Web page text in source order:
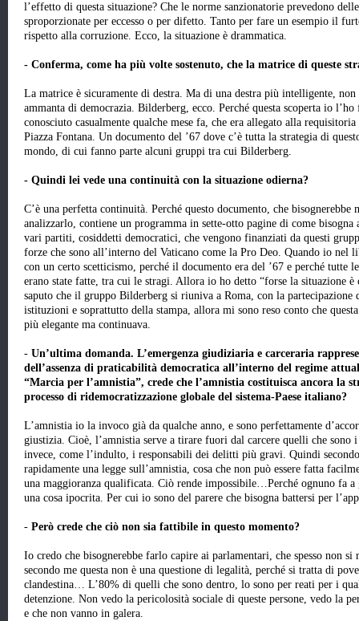
l’effetto di questa situazione? Che le norme sanzionatorie prevedono
sproporzionate per eccesso o per difetto. Tanto per fare un esempio il
rispetto alla corruzione. Ecco, la situazione è drammatica.
- Conferma, come ha più volte sostenuto, che la matrice di queste
La matrice è sicuramente di destra. Ma di una destra più intelligente, non
ammanta di democrazia. Bilderberg, ecco. Perché questa scoperta io
conosciuto casualmente qualche mese fa, che era allegato alla
Piazza Fontana. Un documento del ’67 dove c’è tutta la strategia di
mondo, di cui fanno parte alcuni gruppi tra cui Bilderberg.
- Quindi lei vede una continuità con la situazione odierna?
C’è una perfetta continuità. Perché questo documento, che bisognerebbe
analizzarlo, contiene un programma in sette-otto pagine di come
vari partiti, cosiddetti democratici, che vengono finanziati da questi
forze che sono all’interno del Vaticano come la Pro Deo. Quando io
con un certo scetticismo, perché il documento era del ’67 e perché tutte
erano state fatte, tra cui le stragi. Allora io ho detto “forse la situazione
saputo che il gruppo Bilderberg si riuniva a Roma, con la
istituzioni e soprattutto della stampa, allora mi sono reso conto che
più elegante ma continuava.
- Un’ultima domanda. L’emergenza giudiziaria e carceraria
dell’assenza di praticabilità democratica all’interno del regime
“Marcia per l’amnistia”, crede che l’amnistia costituisca ancora la
processo di ridemocratizzazione globale del sistema-Paese italiano?
L’amnistia io la invoco già da qualche anno, e sono perfettamente
giustizia. Cioè, l’amnistia serve a tirare fuori dal carcere quelli che
invece, come l’indulto, i responsabili dei delitti più gravi. Quindi
rapidamente una legge sull’amnistia, cosa che non può essere fatta
una maggioranza qualificata. Ciò rende impossibile…Perché ognuno fa a
una cosa ipocrita. Per cui io sono del parere che bisogna battersi per
- Però crede che ciò non sia fattibile in questo momento?
Io credo che bisognerebbe farlo capire ai parlamentari, che spesso non
secondo me questa non è una questione di legalità, perché si tratta di
clandestina… L’80% di quelli che sono dentro, lo sono per reati per i
detenzione. Non vedo la pericolosità sociale di queste persone, vedo la
e che non vanno in galera.